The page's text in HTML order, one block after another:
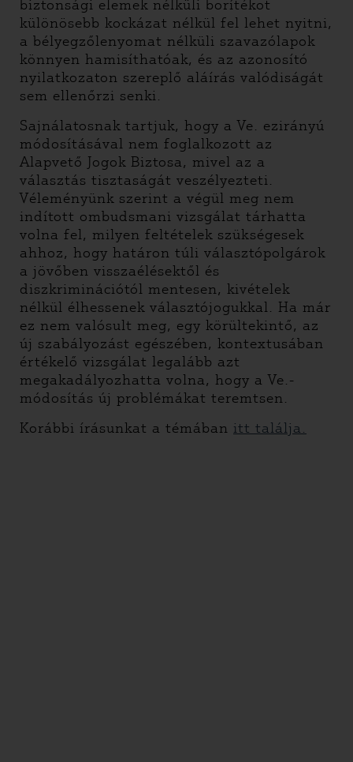
biztonsági elemek nélküli borítékot
különösebb kockázat nélkül fel lehet nyitni,
a bélyegzőlenyomat nélküli szavazólapok
könnyen hamisíthatóak, és az azonosító
nyilatkozaton szereplő aláírás valódiságát
sem ellenőrzi senki.
Sajnálatosnak tartjuk, hogy a Ve. ezirányú
módosításával nem foglalkozott az
Alapvető Jogok Biztosa, mivel az a
választás tisztaságát veszélyezteti.
Véleményünk szerint a végül meg nem
indított ombudsmani vizsgálat tárhatta
volna fel, milyen feltételek szükségesek
ahhoz, hogy határon túli választópolgárok
a jövőben visszaélésektől és
diszkriminációtól mentesen, kivételek
nélkül élhessenek választójogukkal. Ha már
ez nem valósult meg, egy körültekintő, az
új szabályozást egészében, kontextusában
értékelő vizsgálat legalább azt
megakadályozhatta volna, hogy a Ve.-
módosítás új problémákat teremtsen.
Korábbi írásunkat a témában itt találja.